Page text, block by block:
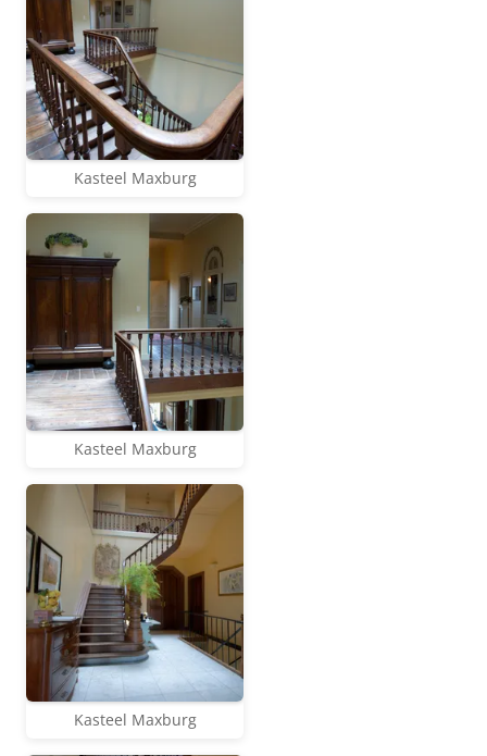
Kasteel Maxburg
Kasteel Maxburg
Kasteel Maxburg